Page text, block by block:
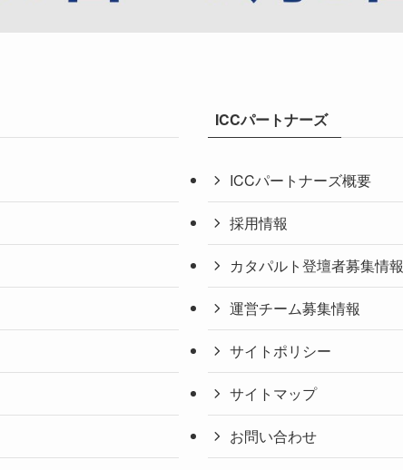
ICCパートナーズ
ICCパートナーズ概要
採用情報
カタパルト登壇者募集情報
運営チーム募集情報
サイトポリシー
サイトマップ
お問い合わせ